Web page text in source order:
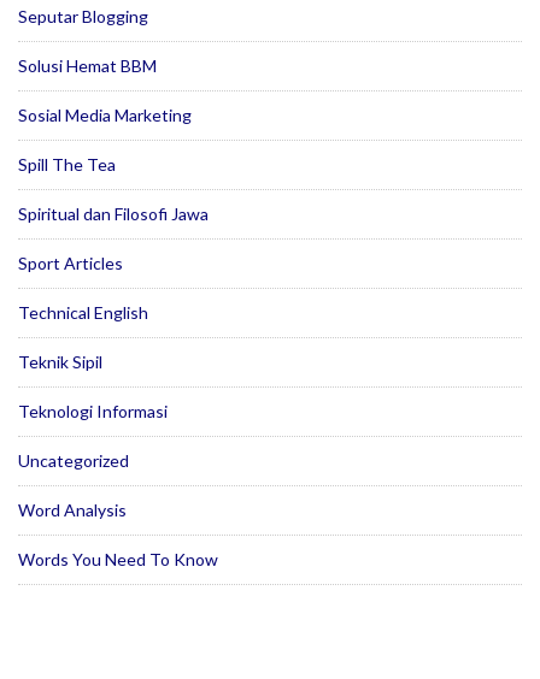
Seputar Blogging
Solusi Hemat BBM
Sosial Media Marketing
Spill The Tea
Spiritual dan Filosofi Jawa
Sport Articles
Technical English
Teknik Sipil
Teknologi Informasi
Uncategorized
Word Analysis
Words You Need To Know